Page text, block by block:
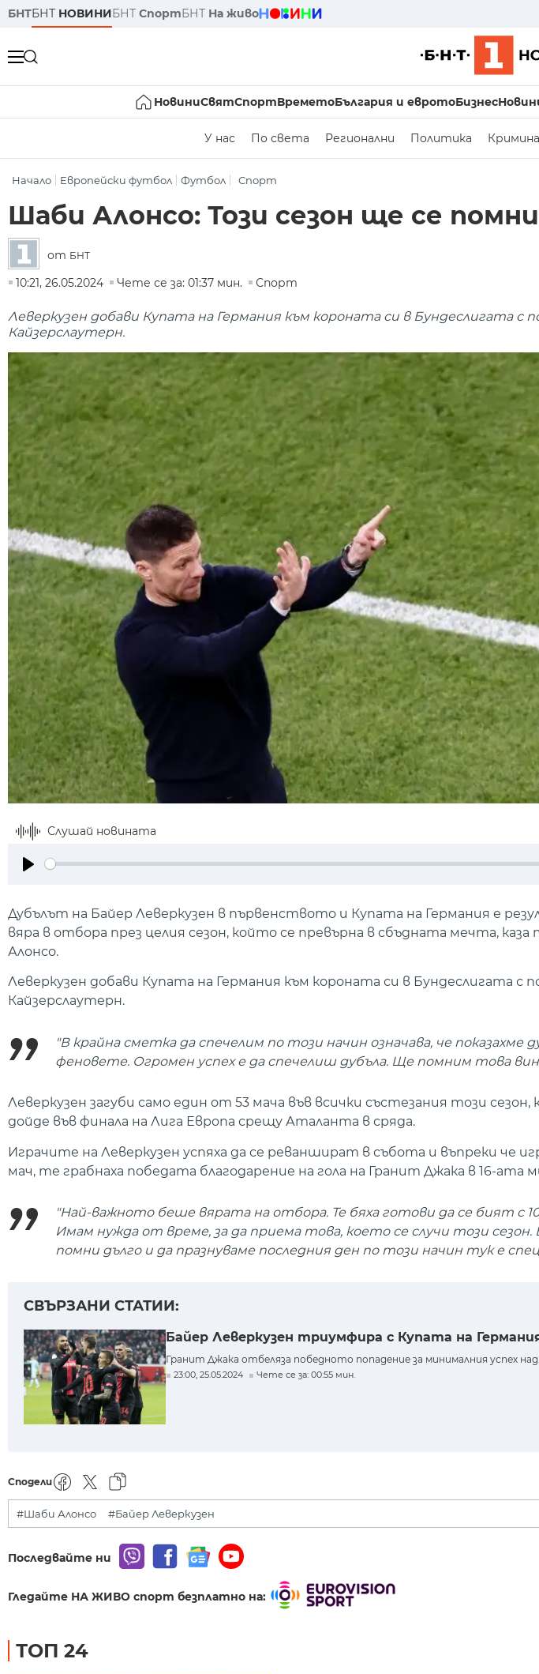
БНТБНТ НОВИНИБНТ СпортБНТ На живо
НовиниСвятСпортВреметоБългария и евротоБизнес
У нас По света Регионални Политика
Начало Европейски футбол Футбол Спорт
Шаби Алонсо: Този сезон ще се
от БНТ
10:21, 26.05.2024
Чете се за: 01:37 мин. Спорт
Леверкузен добави Купата на Германия към короната си в Бундеслигата с
Кайзерслаутерн.
Слушай новината
Дубълът на Байер Леверкузен в първенството и Купата на Германия е
вяра в отбора през целия сезон, който се превърна в сбъдната мечта,
Алонсо.
Леверкузен добави Купата на Германия към короната си в Бундеслигата с
Кайзерслаутерн.
"В крайна сметка да спечелим по този начин означава, че показахме
феновете. Огромен успех е да спечелиш дубъла. Ще помним това
Леверкузен загуби само един от 53 мача във всички състезания този
дойде във финала на Лига Европа срещу Аталанта в сряда.
Играчите на Леверкузен успяха да се реваншират в събота и въпреки че
мач, те грабнаха победата благодарение на гола на Гранит Джака в 16-ата
"Най-важното беше вярата на отбора. Те бяха готови да се бият с
Имам нужда от време, за да приема това, което се случи този
помни дълго и да празнуваме последния ден по този начин тук е
СВЪРЗАНИ СТАТИИ:
Байер Леверкузен триумфира с Купата на
Гранит Джака отбеляза победното попадение за минималния успех
23:00, 25.05.2024 Чете се за: 00:55 мин.
Сподели
#Шаби Алонсо #Байер Леверкузен
Последвайте ни
Гледайте НА ЖИВО спорт безплатно на:
ТОП 24